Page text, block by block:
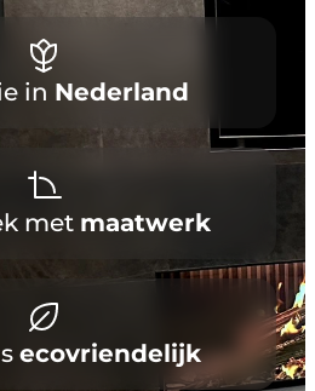
in Nederland
met maatwerk
ecovriendelijk